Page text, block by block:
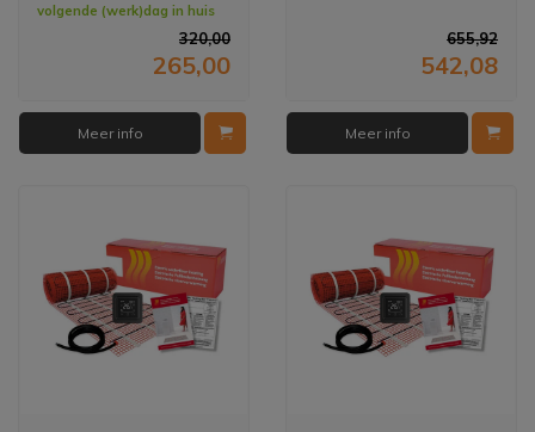
volgende (werk)dag in huis
320,00
265,00
Meer info
655,92
542,08
Meer info